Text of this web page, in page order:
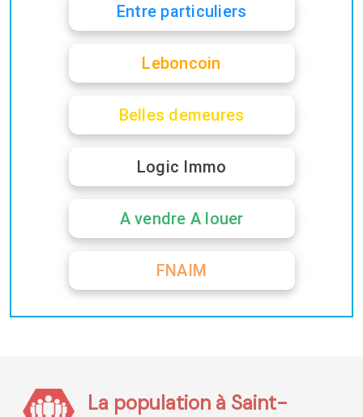
Entre particuliers
Leboncoin
Belles demeures
Logic Immo
A vendre A louer
FNAIM
La population à Saint-